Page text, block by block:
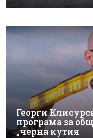
Георги
програма за
„черна кутия